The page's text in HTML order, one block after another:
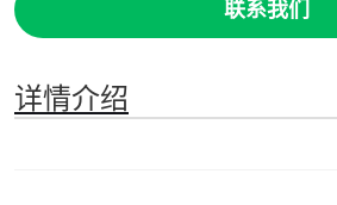
联系我们
详情介绍